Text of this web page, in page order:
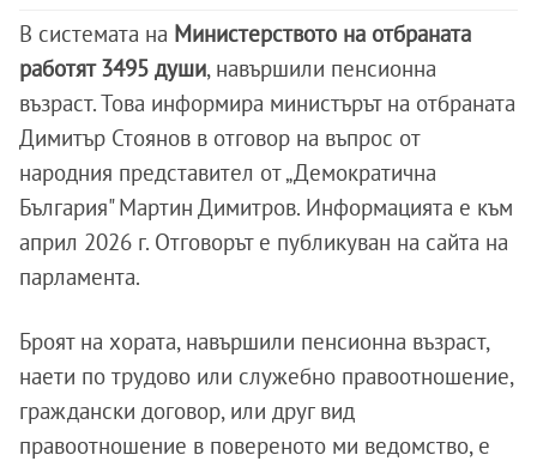
В системата на Министерството на отбраната
работят 3495 души, навършили пенсионна
възраст. Това информира министърът на отбраната
Димитър Стоянов в отговор на въпрос от
народния представител от „Демократична
България" Мартин Димитров. Информацията е към
април 2026 г. Отговорът е публикуван на сайта на
парламента.
Броят на хората, навършили пенсионна възраст,
наети по трудово или служебно правоотношение,
граждански договор, или друг вид
правоотношение в повереното ми ведомство, е